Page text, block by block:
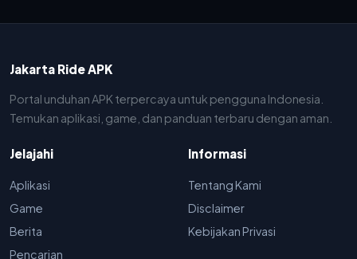
Jakarta Ride APK
Portal unduhan APK terpercaya untuk pengguna Indonesia.
Temukan aplikasi, game, dan panduan terbaru dengan aman.
Jelajahi
Aplikasi
Game
Berita
Pencarian
Informasi
Tentang Kami
Disclaimer
Kebijakan Privasi